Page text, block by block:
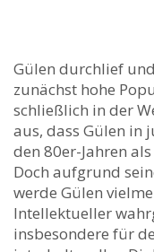
Gülen durchlief
zunächst hohe
schließlich in der
aus, dass Gülen in
den 80er-Jahren
Doch aufgrund
werde Gülen
Intellektueller
insbesondere für